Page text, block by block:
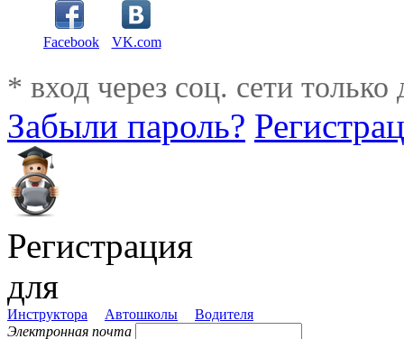
Facebook VK.com
* вход через соц. сети
Забыли пароль?
Регистрация
для
Инструктора Автошколы
Водителя
Электронная почта